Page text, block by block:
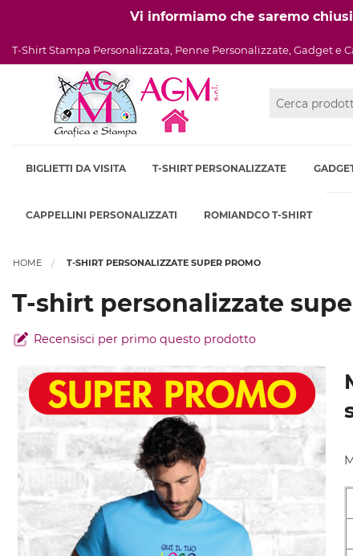
Vi informiamo che saremo
T-Shirt Stampa Personalizzata, Penne Personalizzate, Gadget e
BIGLIETTI DA VISITA T-SHIRT PERSONALIZZATE
CAPPELLINI PERSONALIZZATI ROMIANDCO T-SHIRT
HOME T-SHIRT PERSONALIZZATE SUPER PROMO
T-shirt personalizzate
Recensisci per primo questo prodotto